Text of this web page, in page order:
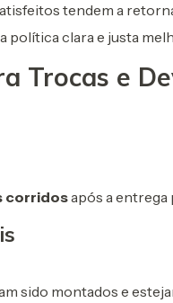
tendem a
política clara e justa
Trocas e
corridosapós a entrega
sido montados e